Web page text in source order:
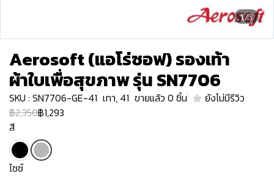
1/3
Aerosoft (แอโร่ซอฟ) รองเท้า
ผ้าใบเพื่อสุขภาพ รุ่น SN7706
SKU : SN7706-GE-41 เทา, 41 ขายแล้ว 0 ชิ้น
ยังไม่มีรีวิว
฿2,350฿1,293
สี
ไซซ์